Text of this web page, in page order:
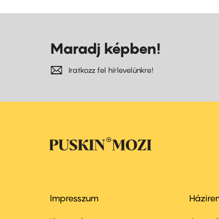
Maradj képben!
Iratkozz fel hírlevelünkre!
Footer
Impresszum